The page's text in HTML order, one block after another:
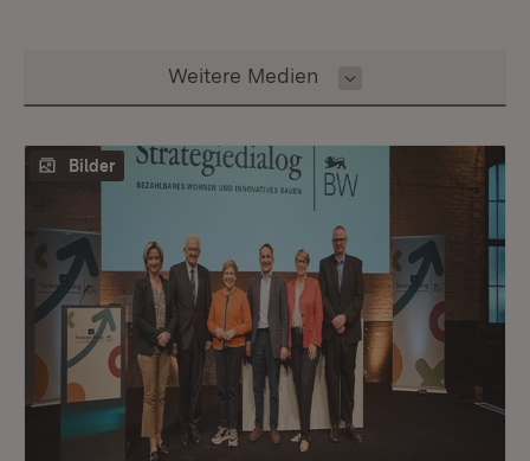
Inhalt auswählen
Weitere Medien
Bilder